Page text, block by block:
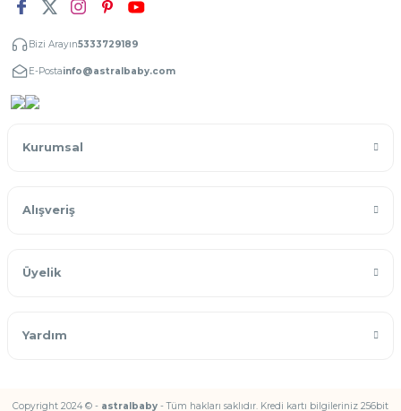
Bizi Arayın5333729189
E-Postainfo@astralbaby.com
Kurumsal
Alışveriş
Üyelik
Yardım
Copyright 2024 © - astralbaby - Tüm hakları saklıdır. Kredi kartı bilgileriniz 256bit